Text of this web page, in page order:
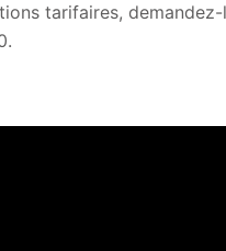
tarifaires,